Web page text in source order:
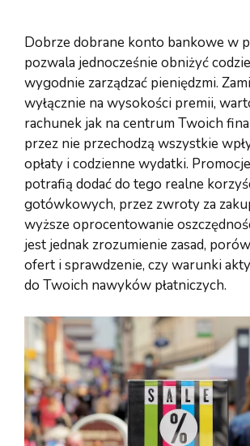
Dobrze dobrane konto bankowe w
pozwala jednocześnie obniżyć
wygodnie zarządzać pieniędzmi.
wyłącznie na wysokości premii,
rachunek jak na centrum Twoich
przez nie przechodzą wszystkie
opłaty i codzienne wydatki.
potrafią dodać do tego realne
gotówkowych, przez zwroty za
wyższe oprocentowanie
jest jednak zrozumienie zasad,
ofert i sprawdzenie, czy warunki
do Twoich nawyków płatniczych.